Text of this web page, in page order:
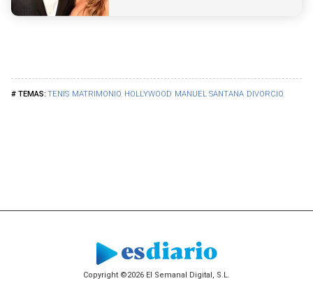
TENIS MATRIMONIO HOLLYWOOD MANUEL SANTANA DIVORCIO
Copyright ©2026 El Semanal Digital, S.L.